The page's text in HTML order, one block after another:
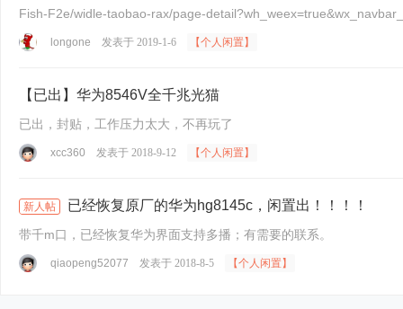
Fish-F2e/widle-taobao-rax/page-
longone 发表于 2019-1-6 【个人闲置】
【已出】华为8546V全千兆光猫
已出，封贴，工作压力太大，不再玩了
xcc360 发表于 2018-9-12 【个人闲置】
新人帖 已经恢复原厂的华为hg8145c，闲置出！！！！
带千m口，已经恢复华为界面支持多播；有需要的联系。
qiaopeng52077 发表于 2018-8-5 【个人闲置】